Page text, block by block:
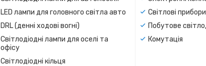
LED лампи для головного світла авто
DRL (денні ходові вогні)
Світлодіодні лампи для оселі та
офісу
Світлодіодні кільця
Світлові
Побутове
Комутація